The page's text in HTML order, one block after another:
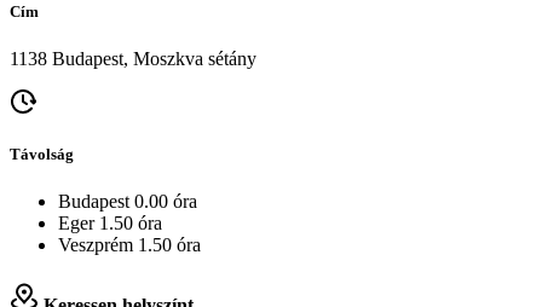
Cím
1138 Budapest, Moszkva sétány
Távolság
Budapest 0.00 óra
Eger 1.50 óra
Veszprém 1.50 óra